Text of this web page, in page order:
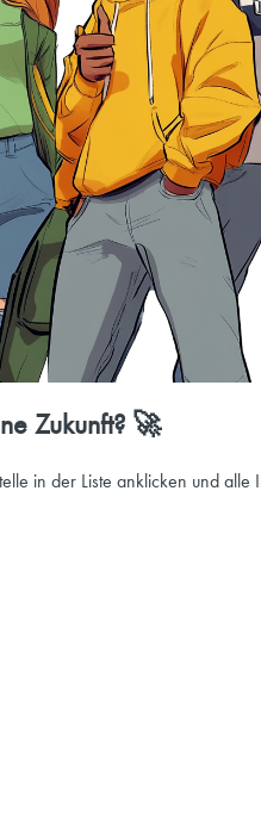
Zukunft? 🚀
in der Liste anklicken und alle